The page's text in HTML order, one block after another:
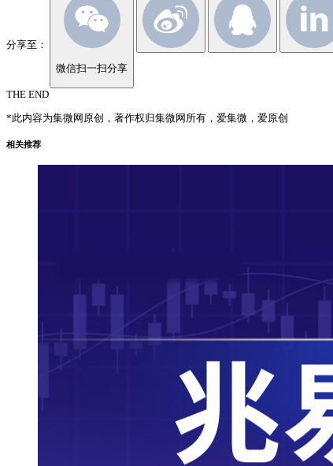
分享至：
微信扫一扫分享
THE END
*此内容为集微网原创，著作权归集微网所有，爱集微，爱原创
相关推荐